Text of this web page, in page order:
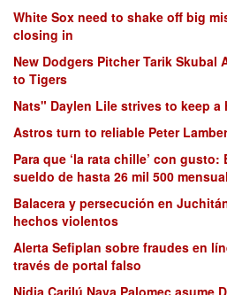
White Sox need to shake off big
closing in
New Dodgers Pitcher Tarik Skubal
to Tigers
Nats" Daylen Lile strives to keep
Astros turn to reliable Peter
Para que ‘la rata chille’ con gusto:
sueldo de hasta 26 mil 500
Balacera y persecución en
hechos violentos
Alerta Sefiplan sobre fraudes en
través de portal falso
Nidia Carilú Nava Palomec asume